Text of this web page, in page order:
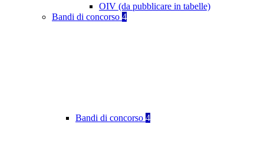
OIV (da pubblicare in tabelle)
Bandi di concorso 4
Bandi di concorso 4